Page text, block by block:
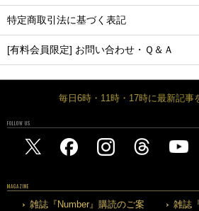
特定商取引法に基づく表記
[有料会員限定] お問い合わせ・Ｑ＆Ａ
毎日6時・11時・17時に最新記事
FOLLOW US
MAGAZINE
雑誌『Number』購読のご案
雑誌